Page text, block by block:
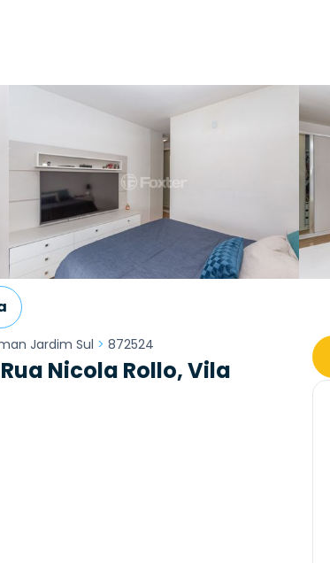
Jardim Sul > 872524
Nicola Rollo, Vila